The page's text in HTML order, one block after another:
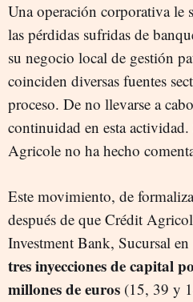
Una operación corporativa le
las pérdidas sufridas de
su negocio local de gestión
coinciden diversas fuentes
proceso. De no llevarse a
continuidad en esta
Agricole no ha hecho
Este movimiento, de
después de que Crédit
Investment Bank, Sucursal en
tres inyecciones de capital
millones de euros (15, 39 y